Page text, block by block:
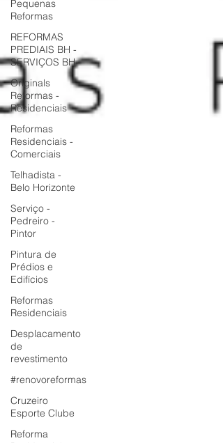
Pequenas
Reformas
REFORMAS
PREDIAIS BH -
SERVIÇOS BH
Originals
Reformas -
Residenciais
Reformas
Residenciais -
Comerciais
Telhadista -
Belo Horizonte
Serviço -
Pedreiro -
Pintor
Pintura de
Prédios e
Edifícios
Reformas
Residenciais
Desplacamento
de
revestimento
#renovoreformas
Cruzeiro
Esporte Clube
Reforma